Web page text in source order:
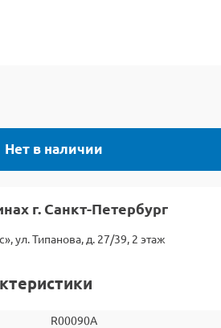
Нет в наличии
г. Санкт-Петербург
ул. Типанова, д. 27/39, 2 этаж
R00090A